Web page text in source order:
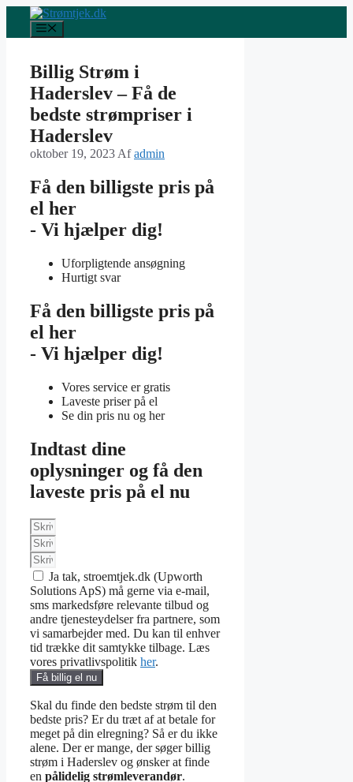
indhold
Billig Strøm i
Haderslev – Få de
bedste strømpriser i
Haderslev
oktober 19, 2023 Afadmin
Få den billigste pris på
el her
- Vi hjælper dig!
Uforpligtende ansøgning
Hurtigt svar
Få den billigste pris på
el her
- Vi hjælper dig!
Vores service er gratis
Laveste priser på el
Se din pris nu og her
Indtast dine
oplysninger og få den
laveste pris på el nu
Ja tak, stroemtjek.dk (Upworth
Solutions ApS) må gerne via e-mail,
sms markedsføre relevante tilbud og
andre tjenesteydelser fra partnere, som
vi samarbejder med. Du kan til enhver
tid trække dit samtykke tilbage. Læs
vores privatlivspolitik her.
Få billig el nu
Skal du finde den bedste strøm til den
bedste pris? Er du træt af at betale for
meget på din elregning? Så er du ikke
alene. Der er mange, der søger billig
strøm i Haderslev og ønsker at finde
en pålidelig strømleverandør.